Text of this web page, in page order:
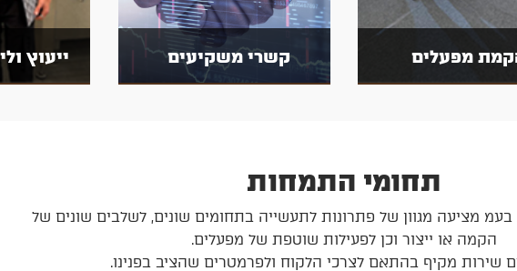
מפעלים קשרי משקיעים ייעוץ
תחומי התמחות
בעמ מציעה מגוון של פתרונות לתעשייה בתחומים שונים, לשלבים שונים של
הקמה או ייצור וכן לפעילות שוטפת של מפעלים.
שירות מקיף בהתאם לצרכי הלקוח ולפרמטרים שהציב בפנינו.